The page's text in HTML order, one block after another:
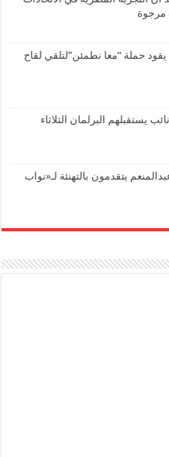
مرجوة
حملة “معا نطمئن”لتلقي لقاح
أسماء أول 100 نائب يستقبلهم البرلمان الثلاثاء
يتقدمون بالتهنئة لـ«نواب